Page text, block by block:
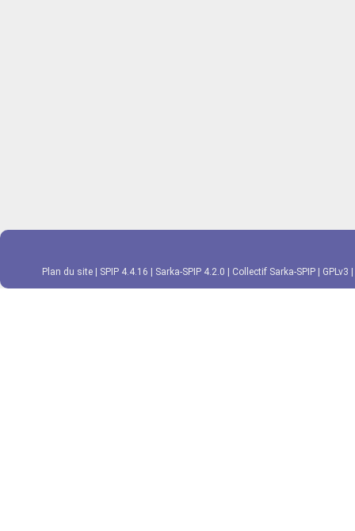
Plan du site SPIP 4.4.16 Sarka-SPIP 4.2.0 Collectif Sarka-SPIP GPLv3